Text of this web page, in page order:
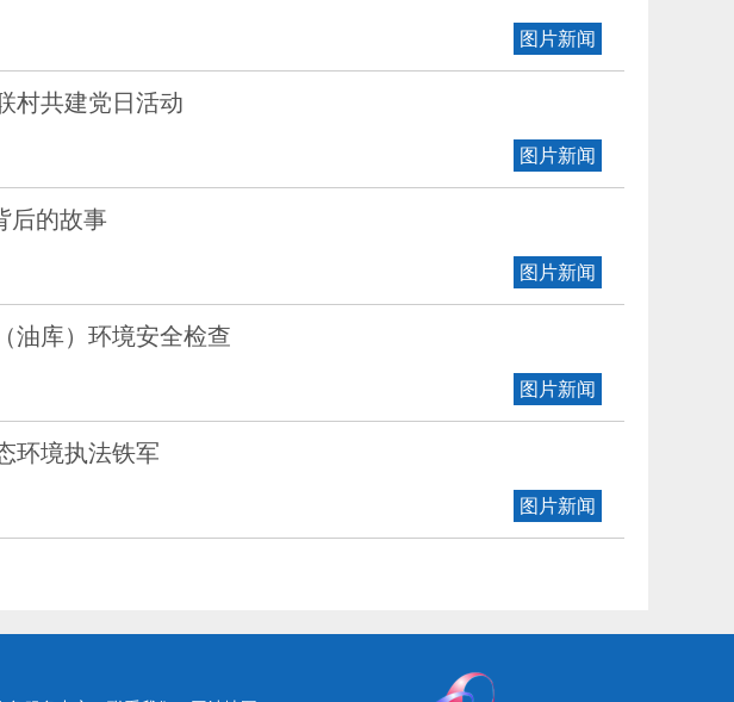
图片新闻
村共建党日活动
图片新闻
后的故事
图片新闻
油库）环境安全检查
图片新闻
环境执法铁军
图片新闻